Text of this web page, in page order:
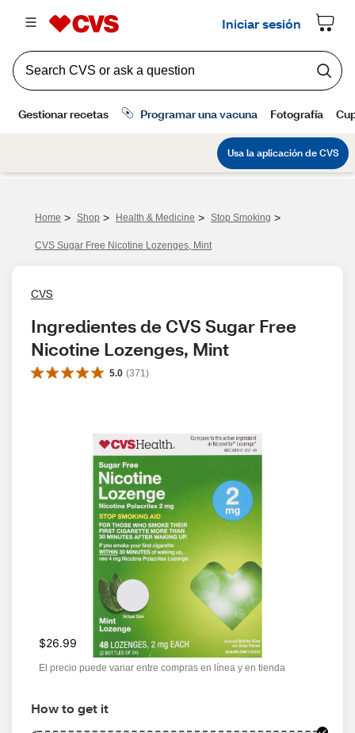
Home > Shop > Health & Medicine > Stop Smoking >
CVS Sugar Free Nicotine Lozenges, Mint
CVS
Ingredientes de CVS Sugar Free
Nicotine Lozenges, Mint
5.0 (371 )
$26.99
El precio puede variar entre compras en línea y en tienda
How to get it